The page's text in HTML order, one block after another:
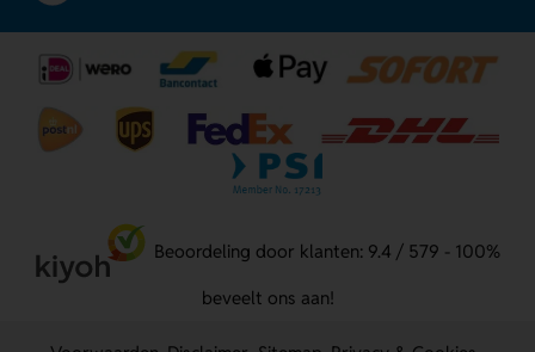
Beoordeling door klanten: 9.4 / 579 - 100%
beveelt ons aan!